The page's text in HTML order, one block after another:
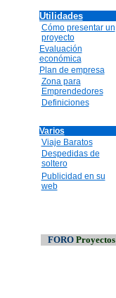
Utilidades
Cómo presentar un
proyecto
Evaluación
económica
Plan de empresa
Zona para
Emprendedores
Definiciones
Varios
Viaje Baratos
Despedidas de
soltero
Publicidad en su
web
FORO Proyectos